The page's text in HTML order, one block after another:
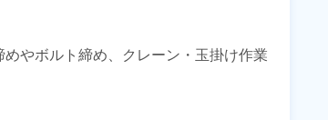
やボルト締め、クレーン・玉掛け作業